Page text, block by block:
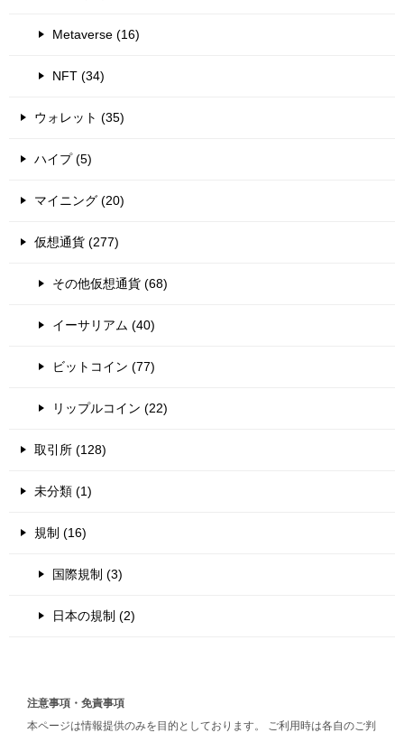
Metaverse (16)
NFT (34)
ウォレット (35)
ハイプ (5)
マイニング (20)
仮想通貨 (277)
その他仮想通貨 (68)
イーサリアム (40)
ビットコイン (77)
リップルコイン (22)
取引所 (128)
未分類 (1)
規制 (16)
国際規制 (3)
日本の規制 (2)
注意事項・免責事項
本ページは情報提供のみを目的としております。 ご利用時は各自のご判